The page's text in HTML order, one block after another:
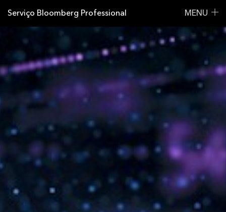
Serviço Bloomberg Professional MENU